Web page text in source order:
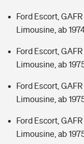
Ford Escort, GAFR
Limousine, ab
Ford Escort, GAFR
Limousine, ab
Ford Escort, GAFR
Limousine, ab
Ford Escort, GAFR
Limousine, ab